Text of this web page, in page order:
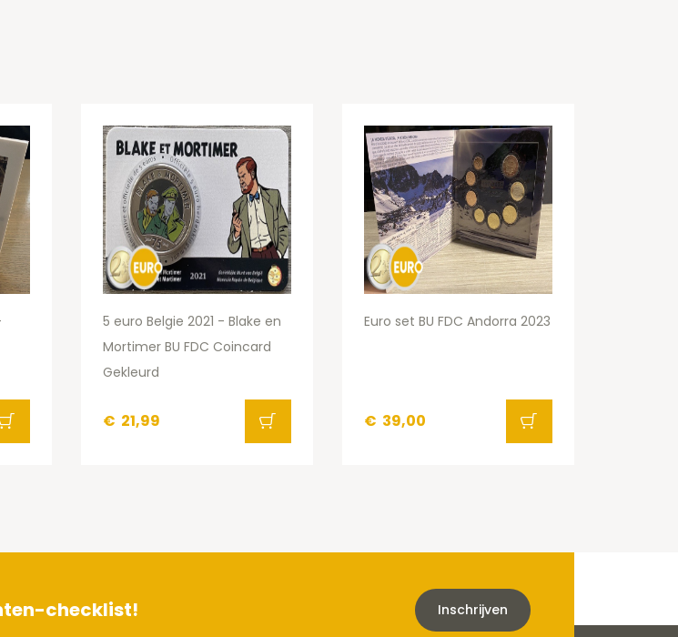
5 euro Belgie 2021 - Blake en
Mortimer BU FDC Coincard
Gekleurd
€ 21,99
Euro set BU FDC Andorra 2023
€ 39,00
checklist! Inschrijven